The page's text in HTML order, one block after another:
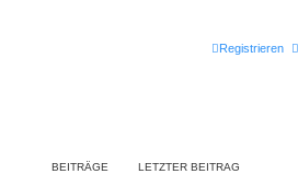
Registrieren
BEITRÄGE LETZTER BEITRAG